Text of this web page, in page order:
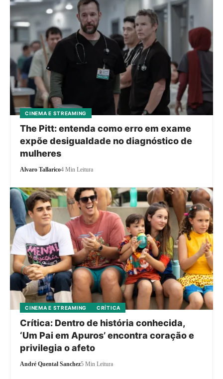
CINEMA E STREAMING
The Pitt: entenda como erro em exame
expõe desigualdade no diagnóstico de
mulheres
Alvaro Tallarico4 Min Leitura
CINEMA E STREAMING CRÍTICA
Crítica: Dentro de história conhecida,
‘Um Pai em Apuros’ encontra coração e
privilegia o afeto
André Quental Sanchez5 Min Leitura